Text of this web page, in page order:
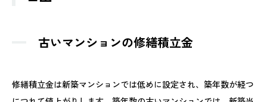
古いマンションの修繕積立金
修繕積立金は新築マンションでは低めに設定され、築年数が経つ